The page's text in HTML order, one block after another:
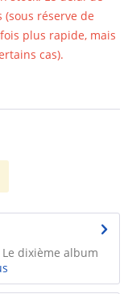
(sous réserve de
plus rapide, mais
cas).
dixième album